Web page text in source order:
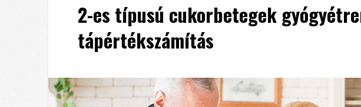
2-es típusú cukorbetegek
tápértékszámítás